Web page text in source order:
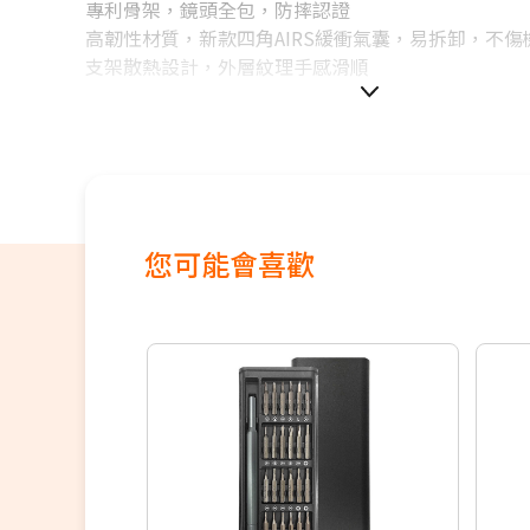
專利骨架，鏡頭全包，防摔認證
高韌性材質，新款四角AIRS緩衝氣囊，易拆卸，不傷
支架散熱設計，外層紋理手感滑順
您可能會喜歡